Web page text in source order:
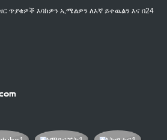
ጥያቄዎች እባክዎን ኢሜልዎን ለእኛ ይተዉልን እና በ24